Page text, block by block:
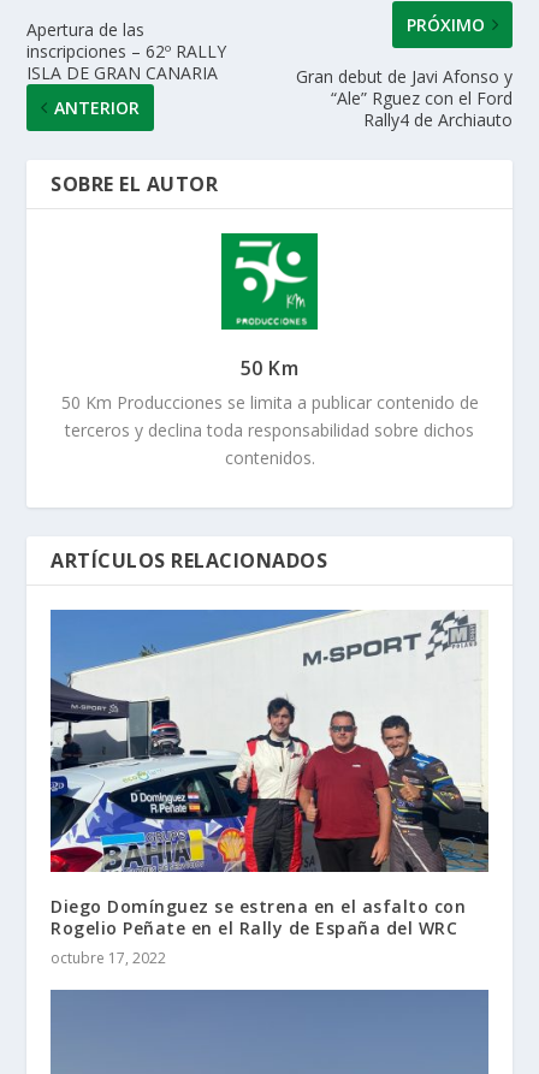
Apertura de las
inscripciones – 62º RALLY
ISLA DE GRAN CANARIA
ANTERIOR
PRÓXIMO
Gran debut de Javi Afonso y
“Ale” Rguez con el Ford
Rally4 de Archiauto
SOBRE EL AUTOR
50 Km
50 Km Producciones se limita a publicar contenido de
terceros y declina toda responsabilidad sobre dichos
contenidos.
ARTÍCULOS RELACIONADOS
Diego Domínguez se estrena en el asfalto con
Rogelio Peñate en el Rally de España del WRC
octubre 17, 2022